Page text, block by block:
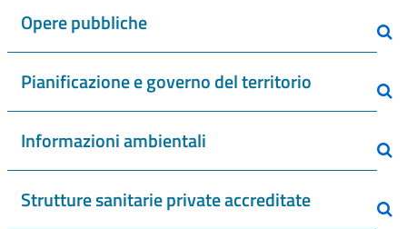
Opere pubbliche
Pianificazione e governo del territorio
Informazioni ambientali
Strutture sanitarie private accreditate